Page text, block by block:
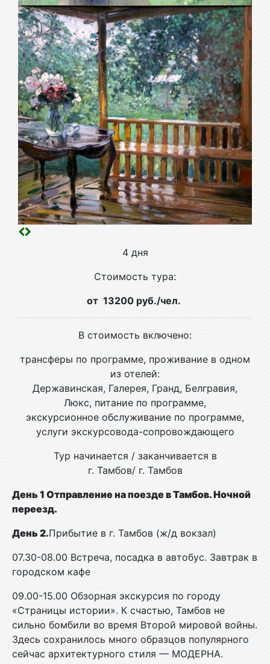
4 дня
Стоимость тура:
от 13200 руб./чел.
В стоимость включено:
трансферы по программе, проживание в одном
из отелей:
Державинская, Галерея, Гранд, Белгравия,
Люкс, питание по программе,
экскурсионное обслуживание по программе,
услуги экскурсовода-сопровождающего
Тур начинается / заканчивается в
г. Тамбов/ г. Тамбов
День 1 Отправление на поезде в Тамбов. Ночной
переезд.
День 2.Прибытие в г. Тамбов (ж/д вокзал)
07.30-08.00 Встреча, посадка в автобус. Завтрак в
городском кафе
09.00-15.00 Обзорная экскурсия по городу
«Страницы истории». К счастью, Тамбов не
сильно бомбили во время Второй мировой войны.
Здесь сохранилось много образцов популярного
сейчас архитектурного стиля — МОДЕРНА.